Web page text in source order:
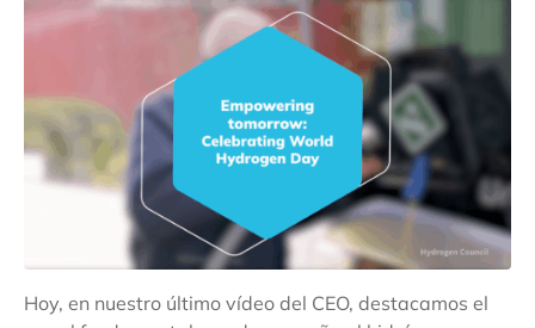
Hoy, en nuestro último vídeo del CEO, destacamos el